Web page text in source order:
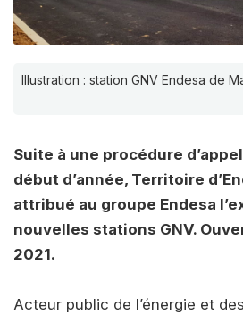
Illustration : station GNV Endesa de
Suite à une procédure
début d’année, Territoire
attribué au groupe Endesa
nouvelles stations GNV.
2021.
Acteur public de l’énergie et